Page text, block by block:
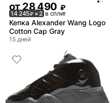
от28 490 ₽
14 245₽ × 2 в сплит
Кепка Alexander Wang Logo
Cotton Cap Gray
15 дней